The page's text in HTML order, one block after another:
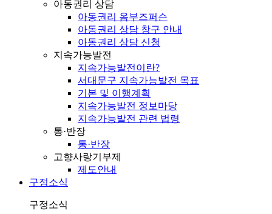
아동권리 상담
아동권리 옴부즈퍼슨
아동권리 상담 창구 안내
아동권리 상담 신청
지속가능발전
지속가능발전이란?
서대문구 지속가능발전 목표
기본 및 이행계획
지속가능발전 정보마당
지속가능발전 관련 법령
통·반장
통·반장
고향사랑기부제
제도안내
구정소식
구정소식